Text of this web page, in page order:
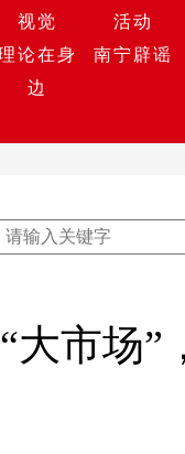
视觉 活动
论在身
边
南宁辟谣
大市场”